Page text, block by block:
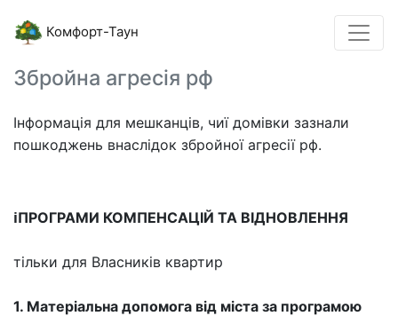
Комфорт-Таун
Збройна агресія рф
Інформація для мешканців, чиї домівки зазнали
пошкоджень внаслідок збройної агресії рф.
ℹ️ПРОГРАМИ КОМПЕНСАЦІЙ ТА ВІДНОВЛЕННЯ
тільки для Власників квартир
1.⁠ ⁠Матеріальна допомога від міста за програмою